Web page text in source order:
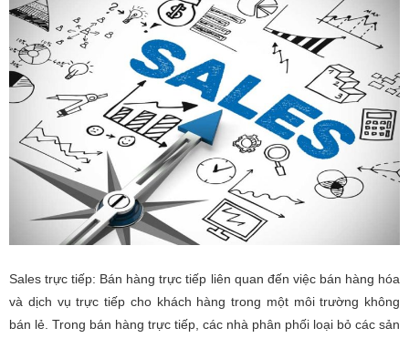
Sales trực tiếp: Bán hàng trực tiếp liên quan đến việc bán hàng hóa
và dịch vụ trực tiếp cho khách hàng trong một môi trường không
bán lẻ. Trong bán hàng trực tiếp, các nhà phân phối loại bỏ các sản